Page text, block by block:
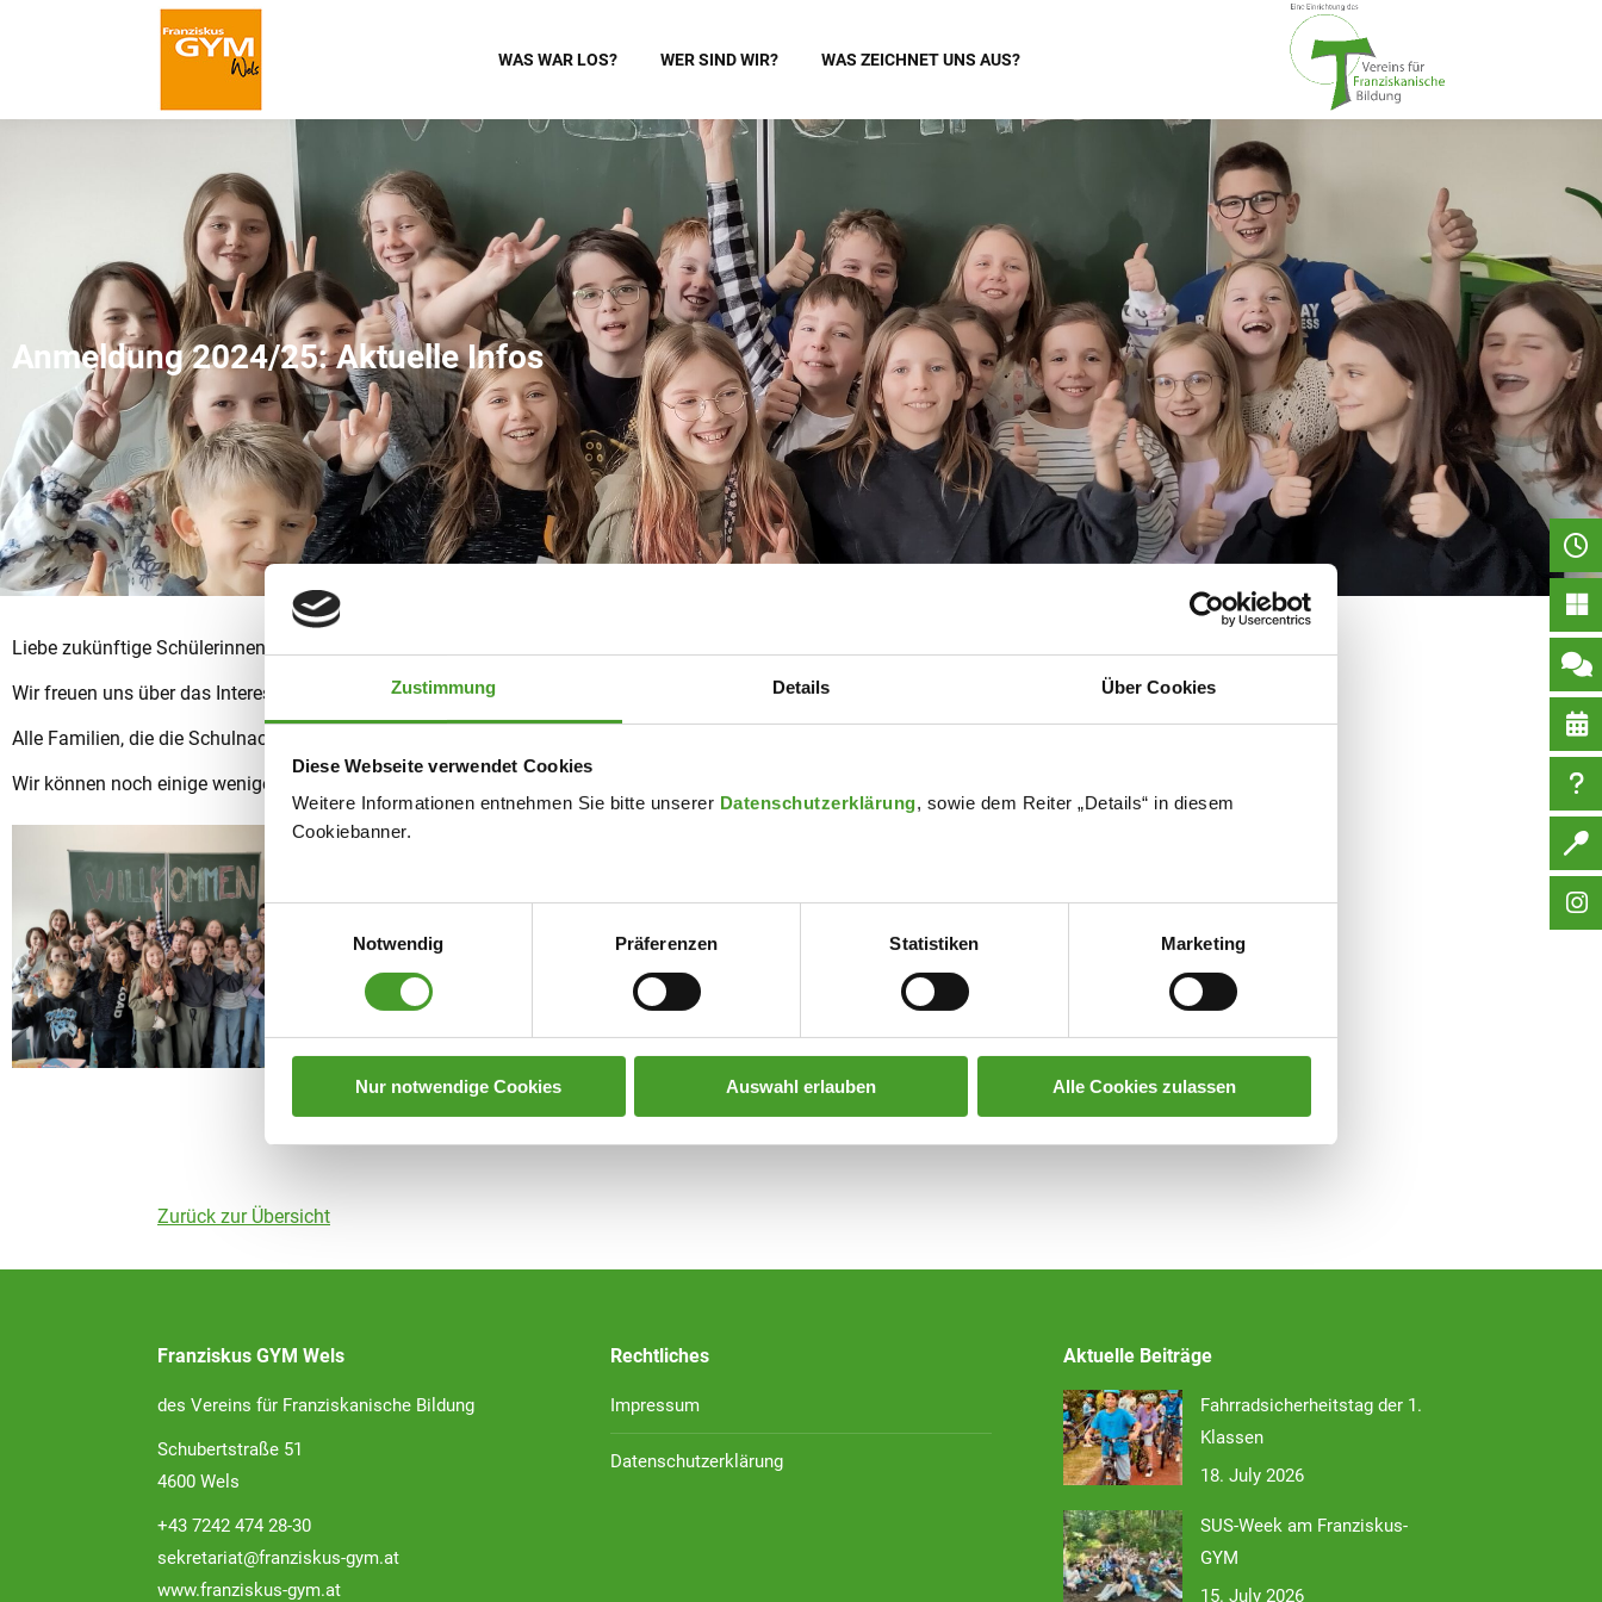
Zustimmung Details Über Cookies
Diese Webseite verwendet Cookies
Weitere Informationen entnehmen Sie bitte unserer Datenschutzerklärung, sowie dem Reiter „Details“ in diesem
Cookiebanner.
Einwilligungsauswahl
Notwendig
Präferenzen Statistiken Marketing
Nur notwendige Cookies Auswahl erlauben Alle Cookies zulassen
WAS WAR LOS? WER SIND WIR? WAS ZEICHNET UNS AUS?
Anmeldung 2024/25: Aktuelle Infos
Liebe zukünftige Schülerinnen und Schüler, liebe Eltern!
Wir freuen uns über das Interesse an unserer Schule!
Alle Familien, die die Schulnachricht abgegeben haben, wurden per E-Mail über die Aufnahme für das nächste Schuljahr informiert.
Wir können noch einige wenige Plätze vergeben, für Informationen wenden Sie sich bitte per E-Mail an unser Sekretariat:
Zurück zur Übersicht
Franziskus GYM Wels
des Vereins für Franziskanische Bildung
Schubertstraße 51
4600 Wels
+43 7242 474 28-30
sekretariat@franziskus-gym.at
www.franziskus-gym.at
Rechtliches
Impressum
Datenschutzerklärung
Aktuelle Beiträge
Fahrradsicherheitstag der 1.
Klassen
18. July 2026
SUS-Week am Franziskus-
GYM
15. July 2026